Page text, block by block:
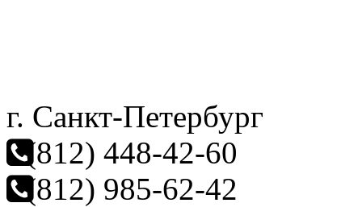
г. Санкт-Петербург
(812) 448-42-60
(812) 985-62-42